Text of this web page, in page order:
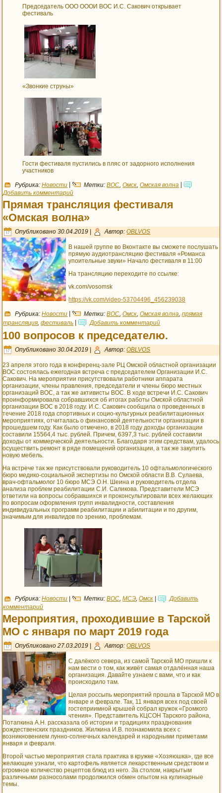
Председатель ООО ОООИ ВОС И.С. Сакович открывает
фестиваль
«Звонкие струны»
Гости фестиваля пустились в пляс от задорного исполнения
участников
Рубрика: Новости Метки: ВОС ,Омск ,Омская волна
Добавить комментарий
Прямая трансляция фестиваля
«Омская волна»
Опубликовано 30.04.2019 Автор: OBLVOS
В нашей группе во Вконтакте вы сможете послушать
прямую аудиотрансляцию фестиваля «Романса
упоительные звуки» Начало фестиваля в 11:00
На трансляцию переходите по ссылке:
vk.com/vosomsk
https://vk.com/video-53704496_456239038
Рубрика: Новости Метки: ВОС ,Омск ,Омская волна ,прямая
трансляция ,фестиваль Добавить комментарий
100 вопросов к председателю.
Опубликовано 30.04.2019 Автор: OBLVOS
23 апреля этого года в конференц-зале РЦ Омской областной организации
ВОС состоялась ежегодная встреча с председателем Организации И.С.
Сакович. На мероприятии присутствовали работники аппарата
организации, члены правления, председатели и члены бюро местных
организаций ВОС, а так же активисты ВОС. В ходе встречи И.С. Сакович
проинформировала собравшихся об итогах работы Омской областной
организации ВОС в 2018 году. И.С. Сакович сообщила о проведенных в
течение 2018 года спортивных и социо-культурных реабилитационных
мероприятиях, отчиталась о финансовой деятельности организации в
прошедшем году. Как было отмечено, в 2018 году доходы организации
составили 15564,4 тыс. рублей. Причем, 6397,3 тыс. рублей составили
доходы от коммерческой деятельности. Благодаря этим средствам, удалось
осуществить ремонт в ряде помещений организации, а так же закупить
новую мебель.
На встрече так же присутствовали руководитель 10 офтальмологического
бюро медико-социальной экспертизы по Омской области В.В. Сулаева,
врач-офтальмолог 10 бюро МСЭ О.Н. Шеина и руководитель отдела
анализа проблем реабилитации С.И. Саликова. Представители МСЭ
ответили на вопросы собравшихся и проконсультировали всех желающих
по вопросам оформления групп инвалидности, составления
индивидуальных программ реабилитации и абилитации и по другим,
значимым для инвалидов по зрению, проблемам.
Рубрика: Новости Метки: ВОС,МСЭ,Омск
Добавить
комментарий
Мероприятия, проходившие в Тарской
МО с января по март 2019 года
Опубликовано 27.03.2019 Автор: OBLVOS
С далёкого севера, из самой Тарской МО пришли к
нам вести о том, как живёт самая отдалённая наша
организация. Давайте узнаем с вами, что и как
происходило там.
Целая россыпь мероприятий прошла в Тарской МО в
январе и феврале. Так, 11 января всех под своей
гостеприимной крышей собрал кружок «Громкого
чтения». Представитель КЦСОН Тарского района,
Потапкина А.Н. рассказала об истории и традициях празднования
рождественских праздников. Жилкина И.В. познакомила всех с
возникновением лунно-солнечных календарей и народными приметами
января и февраля.
Второй частью мероприятия стала практика в кружке «Хозяюшка», где все
желающие узнали, что картофель является лекарственным средством и
огромное количество рецептов блюд из него. За столом, накрытым
различными разносолами продолжился обмен опытом на кулинарные
темы.